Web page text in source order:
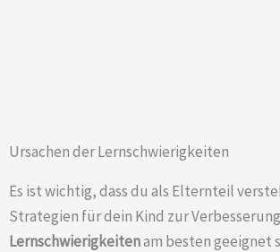
Ursachen der Lernschwierigkeiten
Es ist wichtig, dass du als Elternteil
Strategien für dein Kind zur
Lernschwierigkeitenam besten geeignet